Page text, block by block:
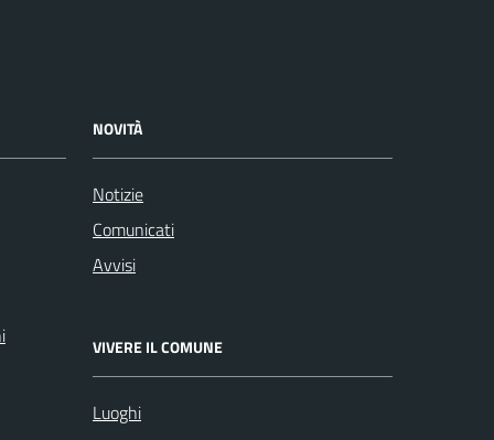
NOVITÀ
Notizie
Comunicati
Avvisi
VIVERE IL COMUNE
Luoghi